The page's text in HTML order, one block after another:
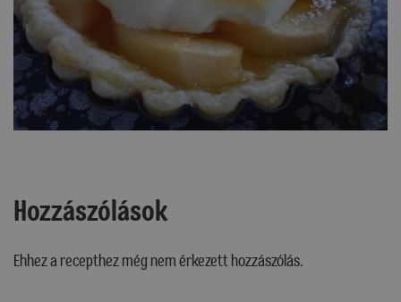
Hozzászólások
Ehhez a recepthez még nem érkezett hozzászólás.